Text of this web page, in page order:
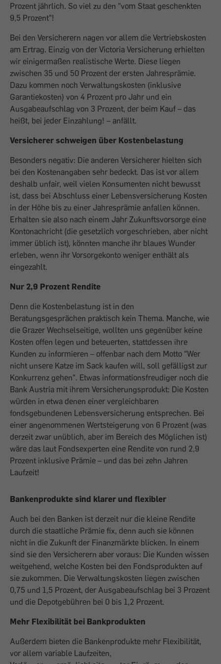
Prozent jährlich. So viel zu den "vom Staat geschenkten
9,5 Prozent"!
Bei den Versicherern nagen vor allem die Vertriebskosten
am Ertrag. Einzig von der Victoria Versicherung erhielten
wir einigermaßen realistische Werte. Diese liegen
zwischen 35 und 50 Prozent der ersten Jahresprämie.
Dazu kommen noch Verwaltungskosten (inklusive
Garantiekosten) von 4 Prozent pro Jahr und ein
Ausgabeaufschlag von 3 Prozent, der beim Kauf – das
heißt, bei jeder Einzahlung! – anfällt.
Versicherer schweigen über Kostenbelastung
Besonders negativ: Die anderen Versicherer hielten sich
bei den Kostenangaben sehr bedeckt. Das ist vor allem
deshalb unfair, weil vielen Konsumenten nicht bewusst
ist, dass bei Abschluss einer Lebensversicherung Kosten
in der Höhe bis zu einer Jahresprämie anfallen können.
Erhalten sie also nach einem Jahr Zukunftsvorsorge eine
Kontonachricht (die gesetzlich vorgeschrieben, aber nicht
immer üblich ist), könnten manche ihr blaues Wunder
erleben, wenn ihr Vorsorgekonto weniger enthält als
eingezahlt.
Nur 2,9 Prozent Rendite
Denn die Kostenbelastung ist in den
Beratungsgesprächen praktisch kein Thema. Manche, wie
die Grazer Wechselseitige, wollten uns gegenüber keine
Kosten offen legen und beteuerten, stattdessen ihre
Kunden zu informieren – offenbar nach dem Motto "Wer
nicht unsere Katze im Sack kaufen will, soll gefälligst zur
Konkurrenz gehen". Etwas informationsfreudiger noch die
Bank Austria mit ihrem Versicherungsprodukt: Die Kosten
würden in etwa denen einer vergleichbaren
fondsgebundenen Lebensversicherung entsprechen. Bei
einer angenommenen Wertsteigerung von 6 Prozent (was
derzeit zwar unüblich, aber im Bereich des Möglichen ist)
wäre das laut Fondsexperten eine Rendite von rund 2,9
Prozent inklusive Prämie – und das bei zehn Jahren
Laufzeit!
Bankenprodukte sind klarer und flexibler
Auch bei den Banken ist derzeit nur die kleine Rendite
durch die staatliche Prämie fix, denn auch sie können
nicht in die Zukunft der Finanzmärkte blicken. In einem
sind sie den Versicherern aber voraus: Die Kunden wissen
weitgehend, welche Kosten bei den Fondsprodukten auf
sie zukommen. Die Verwaltungskosten liegen zwischen
0,75 und 1,5 Prozent, der Ausgabeaufschlag bei 3 Prozent
und die Depotgebühren bei 0 bis 1,2 Prozent.
Mehr Flexibilität bei Bankprodukten
Außerdem bieten die Bankenprodukte mehr Flexibilität,
vor allem variable Laufzeiten,